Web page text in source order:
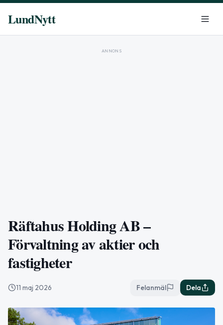
LundNytt
ANNONS
Räftahus Holding AB –
Förvaltning av aktier och
fastigheter
11 maj 2026 Felanmäl Dela